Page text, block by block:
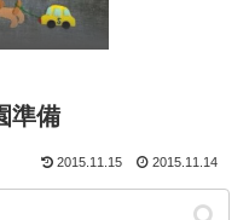
準備
2015.11.15 2015.11.14